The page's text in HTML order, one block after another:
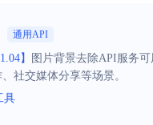
通用API
】
图片背景去除API服务
社交媒体分享等场景。
具